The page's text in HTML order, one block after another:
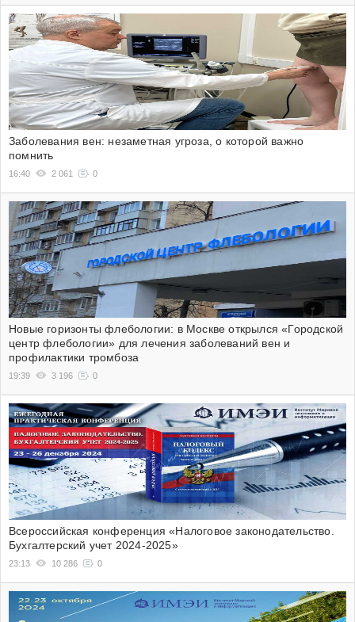
Заболевания вен: незаметная угроза, о которой важно
помнить
16:40 2 061 0
Новые горизонты флебологии: в Москве открылся «Городской
центр флебологии» для лечения заболеваний вен и
профилактики тромбоза
19:39 3 196 0
Всероссийская конференция «Налоговое законодательство.
Бухгалтерский учет 2024-2025»
23:13 10 286 0